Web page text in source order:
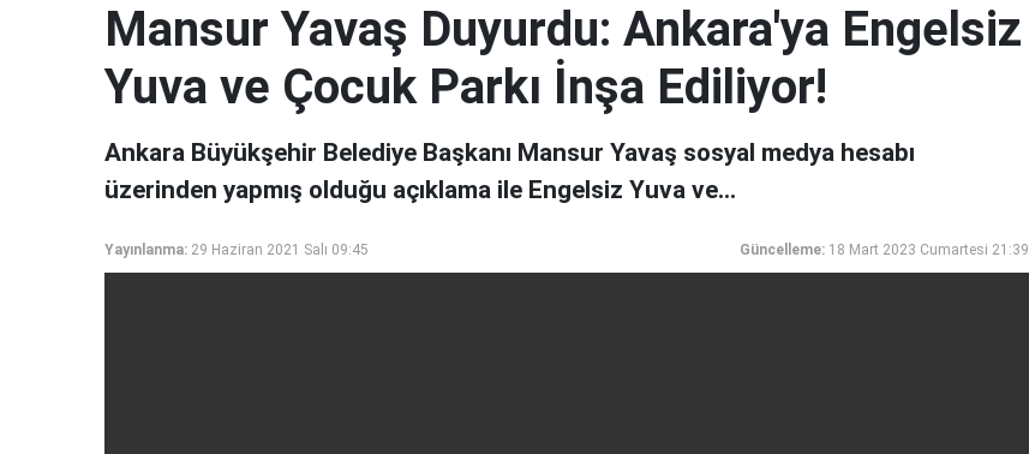
Mansur Yavaş Duyurdu: Ankara'ya Engelsiz
Yuva ve Çocuk Parkı İnşa Ediliyor!
Ankara Büyükşehir Belediye Başkanı Mansur Yavaş sosyal medya hesabı
üzerinden yapmış olduğu açıklama ile Engelsiz Yuva ve...
Yayınlanma: 29 Haziran 2021 Salı 09:45 Güncelleme: 18 Mart 2023 Cumartesi 21:39